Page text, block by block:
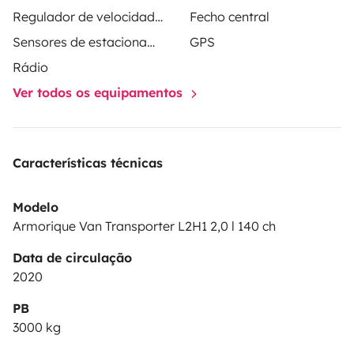
Regulador de velocidade / Cruise Control
Fecho central
Sensores de estacionamento
GPS
Rádio
Ver todos os equipamentos
Características técnicas
Modelo
Armorique Van Transporter L2H1 2,0 l 140 ch
Data de circulação
2020
PB
3000 kg